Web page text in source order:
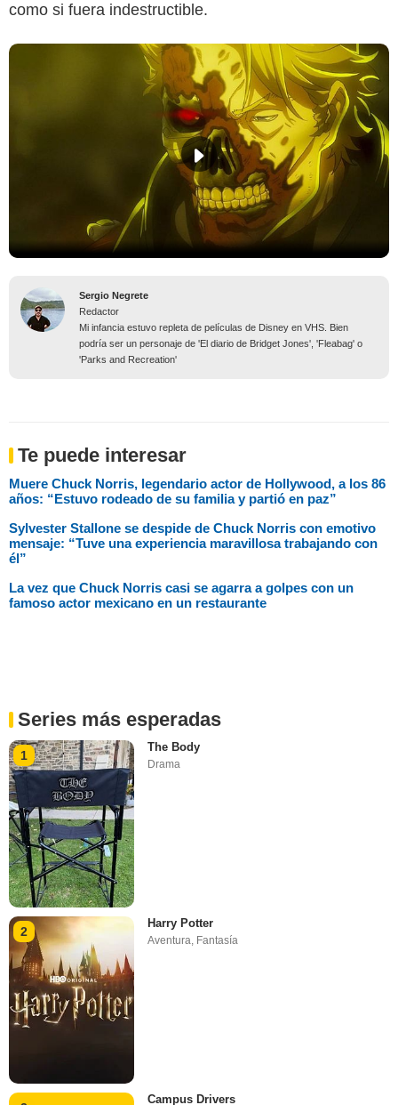
como si fuera indestructible.
Sergio Negrete
Redactor
Mi infancia estuvo repleta de películas de Disney en VHS. Bien
podría ser un personaje de 'El diario de Bridget Jones', 'Fleabag' o
'Parks and Recreation'
Te puede interesar
Muere Chuck Norris, legendario actor de Hollywood, a los 86
años: “Estuvo rodeado de su familia y partió en paz”
Sylvester Stallone se despide de Chuck Norris con emotivo
mensaje: “Tuve una experiencia maravillosa trabajando con
él”
La vez que Chuck Norris casi se agarra a golpes con un
famoso actor mexicano en un restaurante
Series más esperadas
1
The Body
Drama
2
Harry Potter
Aventura, Fantasía
Campus Drivers